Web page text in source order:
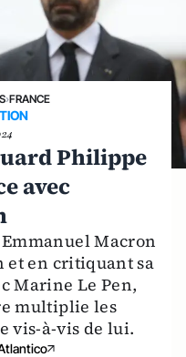
›FRANCE
Philippe
avec
Macron
et en critiquant sa
Marine Le Pen,
multiplie les
vis-à-vis de lui.